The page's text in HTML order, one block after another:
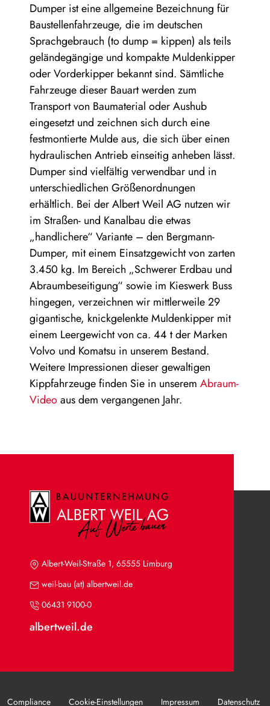
Dumper ist eine allgemeine Bezeichnung für
Baustellenfahrzeuge, die im deutschen
Sprachgebrauch (to dump = kippen) als teils
geländegängige und kompakte Muldenkipper
oder Vorderkipper bekannt sind. Sämtliche
Fahrzeuge dieser Bauart werden zum
Transport von Baumaterial oder Aushub
eingesetzt und zeichnen sich durch eine
festmontierte Mulde aus, die sich über einen
hydraulischen Antrieb einseitig anheben lässt.
Dumper sind vielfältig verwendbar und in
unterschiedlichen Größenordnungen
erhältlich. Bei der Albert Weil AG nutzen wir
im Straßen- und Kanalbau die etwas
„handlichere“ Variante – den Bergmann-
Dumper, mit einem Einsatzgewicht von zarten
3.450 kg. Im Bereich „Schwerer Erdbau und
Abraumbeseitigung“ sowie im Kieswerk Buss
hingegen, verzeichnen wir mittlerweile 29
gigantische, knickgelenkte Muldenkipper mit
einem Leergewicht von ca. 44 t der Marken
Volvo und Komatsu in unserem Bestand.
Weitere Impressionen dieser gewaltigen
Kippfahrzeuge finden Sie in unseremAbraum-
Videoaus dem vergangenen Jahr.
Albert-Weil-Straße 1, 65555 Limburg
weil-bau (at) albertweil.de
06431 9100-0
albertweil.de
Compliance Cookie-Einstellungen Impressum Datenschutz